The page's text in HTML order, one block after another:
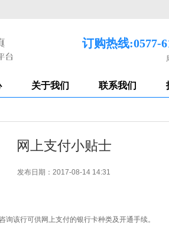
订购热线:0577-
关于我们 联系我们
网上支付小贴士
发布日期：2017-08-14 14:31
该行可供网上支付的银行卡种类及开通手续。